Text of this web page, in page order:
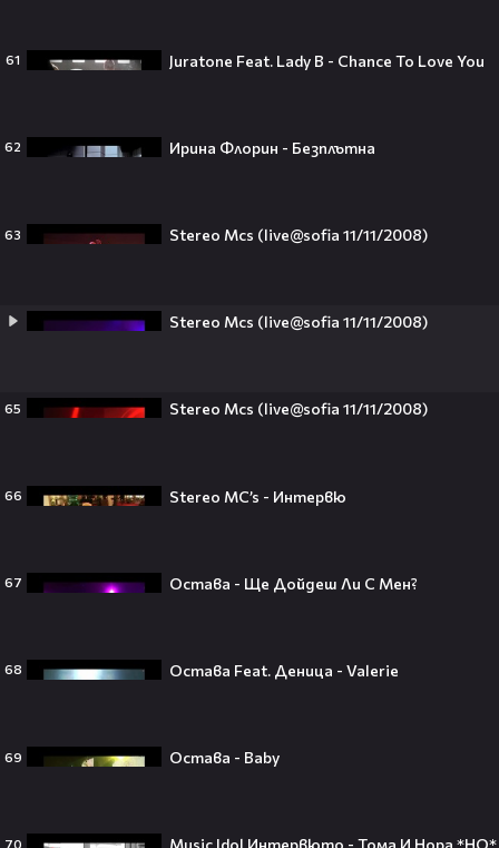
61 Juratone Feat. Lady B - Chance To Love You
62 Ирина Флорин - Безплътна
63 Stereo Mcs (live@sofia 11/11/2008)
Stereo Mcs (live@sofia 11/11/2008)
65 Stereo Mcs (live@sofia 11/11/2008)
66 Stereo MC’s - Интервю
67 Остава - Ще Дойдеш Ли С Мен?
68 Остава Feat. Деница - Valerie
69 Остава - Baby
70
250 години тишина: Америка
Ерлинг Холанд ghost-на Том
Втори шанс за любовта? Ариана
Гранде и Рики Алварес отново